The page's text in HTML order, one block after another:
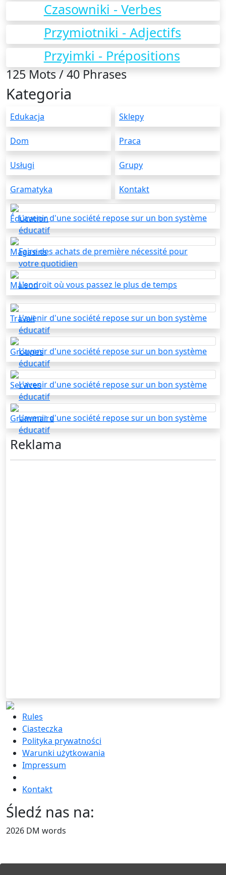
Czasowniki - Verbes
Przymiotniki - Adjectifs
Przyimki - Prépositions
125 Mots / 40 Phrases
Kategoria
Edukacja Sklepy
Dom Praca
Usługi Grupy
Gramatyka Kontakt
L'avenir d'une société repose sur un bon système
éducatif
Ḗducation
Faire des achats de première nécessité pour
votre quotidien
Magasins
L'endroit où vous passez le plus de temps
Maison
L'avenir d'une société repose sur un bon système
éducatif
Travail
L'avenir d'une société repose sur un bon système
éducatif
Groupes
L'avenir d'une société repose sur un bon système
éducatif
Services
L'avenir d'une société repose sur un bon système
éducatif
Grammaire
Reklama
Rules
Ciasteczka
Polityka prywatności
Warunki użytkowania
Impressum
Kontakt
Śledź nas na:
2026 DM words